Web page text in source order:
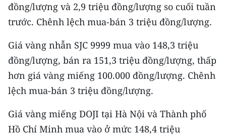
Media Du lịch
Media Thể thao
Media Giáo dục
Media Khoa học - Công nghệ
đồng/lượng và 2,9 triệu đồng/lượng so cuối tuần
trước. Chênh lệch mua-bán 3 triệu đồng/lượng.
Giá vàng nhẫn SJC 9999 mua vào 148,3 triệu
đồng/lượng, bán ra 151,3 triệu đồng/lượng, thấp
hơn giá vàng miếng 100.000 đồng/lượng. Chênh
lệch mua-bán 3 triệu đồng/lượng.
Giá vàng miếng DOJI tại Hà Nội và Thành phố
Hồ Chí Minh mua vào ở mức 148,4 triệu